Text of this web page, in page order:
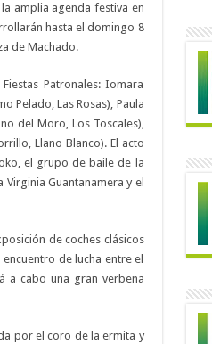
amplia agenda festiva en
hasta el domingo 8
de Machado.
Patronales: Iomara
Pelado, Las Rosas), Paula
del Moro, Los Toscales),
Llano Blanco). El acto
el grupo de baile de la
Virginia Guantanamera y el
de coches clásicos
de lucha entre el
a cabo una gran verbena
por el coro de la ermita y